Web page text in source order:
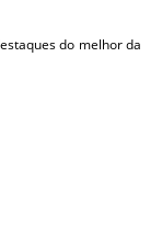
do melhor da